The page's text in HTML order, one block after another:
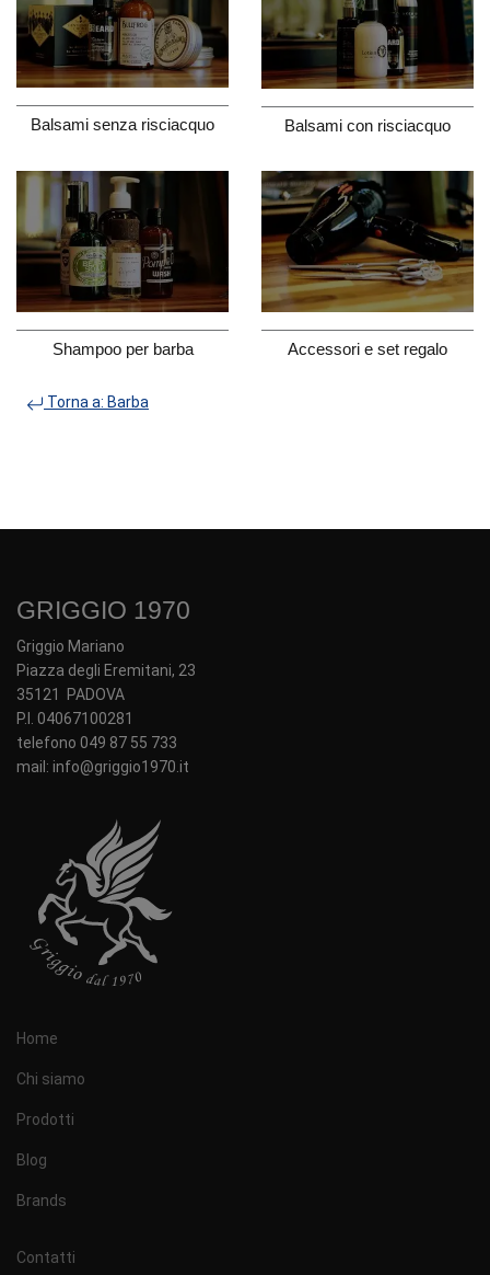
Balsami senza risciacquo Balsami con risciacquo
Shampoo per barba Accessori e set regalo
Torna a: Barba
GRIGGIO 1970
Griggio Mariano
Piazza degli Eremitani, 23
35121 PADOVA
P.I. 04067100281
telefono 049 87 55 733
mail: info@griggio1970.it
Home
Chi siamo
Prodotti
Blog
Brands
Contatti